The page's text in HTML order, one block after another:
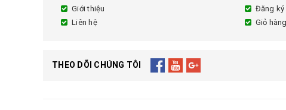
Giới thiệu
Liên hệ
Đăng ký
Giỏ hàng
THEO DÕI CHÚNG TÔI